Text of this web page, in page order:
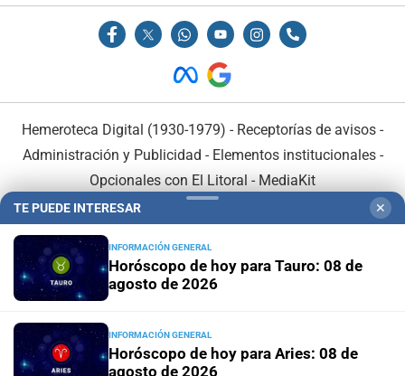
Hemeroteca Digital (1930-1979) - Receptorías de avisos -
Administración y Publicidad - Elementos institucionales-
Opcionales con El Litoral - MediaKit
En Asociación con:
TE PUEDE INTERESAR ✕
INFORMACIÓN GENERAL
Horóscopo de hoy para Tauro: 08 de
agosto de 2026
INFORMACIÓN GENERAL
Horóscopo de hoy para Aries: 08 de
agosto de 2026